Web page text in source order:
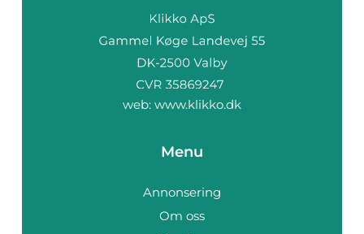
web: www.klikko.dk
Menu
Annonsering
Om oss